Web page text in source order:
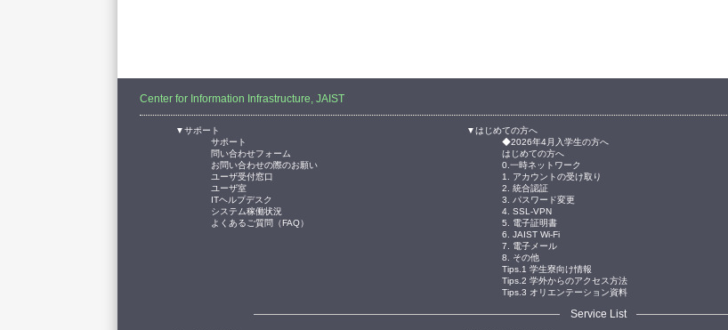
Center for Information Infrastructure, JAIST
▼サポート
サポート
問い合わせフォーム
お問い合わせの際のお願い
ユーザ受付窓口
ユーザ室
ITヘルプデスク
システム稼働状況
よくあるご質問（FAQ）
▼はじめての方へ
◆2026年4月入学生の方へ
はじめての方へ
0.一時ネットワーク
1. アカウントの受け取り
2. 統合認証
3. パスワード変更
4. SSL-VPN
5. 電子証明書
6. JAIST Wi-Fi
7. 電子メール
8. その他
Tips.1 学生寮向け情報
Tips.2 学外からのアクセス方法
Tips.3 オリエンテーション資料
Service List